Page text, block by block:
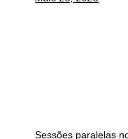
Sessões paralelas